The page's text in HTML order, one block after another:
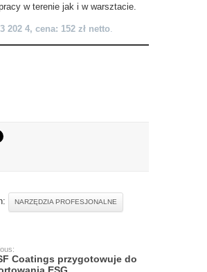
w terenie jak i w warsztacie.
202 4, cena: 152 zł netto.
NARZĘDZIA PROFESJONALNE
Coatings przygotowuje do